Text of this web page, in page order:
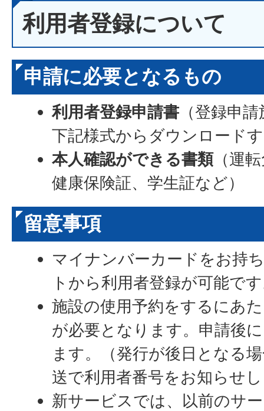
利用者登録について
申請に必要となるもの
利用者登録申請書 （登録申
下記様式からダウンロード
本人確認ができる書類（運
健康保険証、学生証など）
留意事項
マイナンバーカードをお持
トから利用者登録が可能で
施設の使用予約をするにあ
が必要となります。申請後
ます。（発行が後日となる
送で利用者番号をお知らせ
新サービスでは、以前のサ